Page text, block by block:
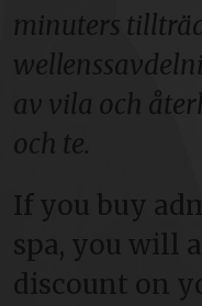
minuters
av vila och
och te.
If you buy
spa, you will
discount on